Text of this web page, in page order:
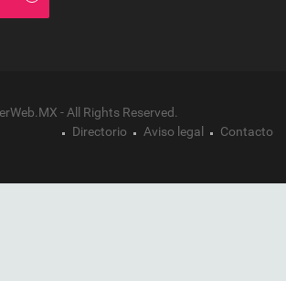
- All Rights Reserved.
Directorio
Aviso legal Contacto